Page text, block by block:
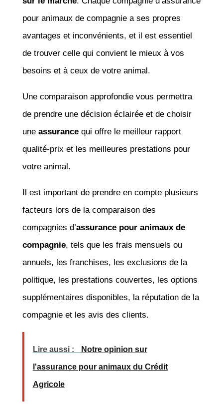
pour animaux de compagnie a ses propres
avantages et inconvénients, et il est essentiel
de trouver celle qui convient le mieux à vos
besoins et à ceux de votre animal.
Une comparaison approfondie vous permettra
de prendre une décision éclairée et de choisir
une assurancequi offre le meilleur rapport
qualité-prix et les meilleures prestations pour
votre animal.
Il est important de prendre en compte plusieurs
facteurs lors de la comparaison des
compagnies d’assurance pour animaux de
compagnie, tels que les frais mensuels ou
annuels, les franchises, les exclusions de la
politique, les prestations couvertes, les options
supplémentaires disponibles, la réputation de la
compagnie et les avis des clients.
Lire aussi : Notre opinion sur
l'assurance pour animaux du Crédit
Agricole